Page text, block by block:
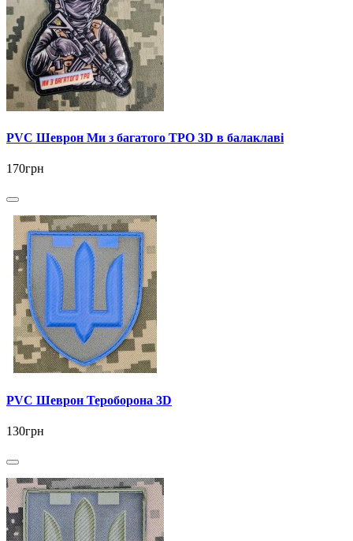
PVC Шеврон Ми з багатого ТРО 3D в балаклаві
170грн
PVC Шеврон Тероборона 3D
130грн